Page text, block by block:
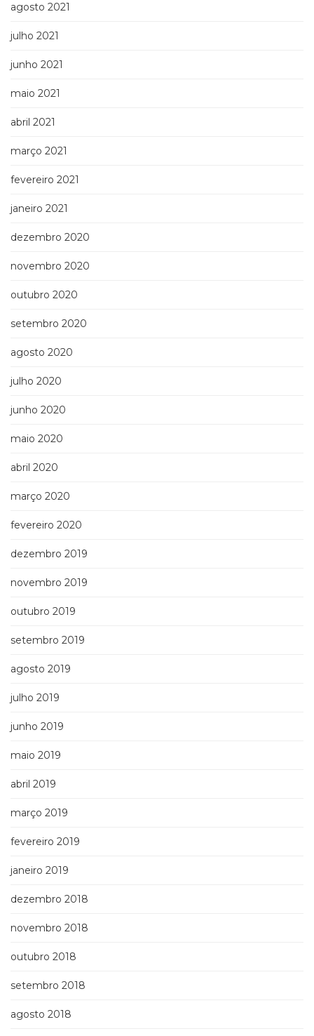
agosto 2021
julho 2021
junho 2021
maio 2021
abril 2021
março 2021
fevereiro 2021
janeiro 2021
dezembro 2020
novembro 2020
outubro 2020
setembro 2020
agosto 2020
julho 2020
junho 2020
maio 2020
abril 2020
março 2020
fevereiro 2020
dezembro 2019
novembro 2019
outubro 2019
setembro 2019
agosto 2019
julho 2019
junho 2019
maio 2019
abril 2019
março 2019
fevereiro 2019
janeiro 2019
dezembro 2018
novembro 2018
outubro 2018
setembro 2018
agosto 2018